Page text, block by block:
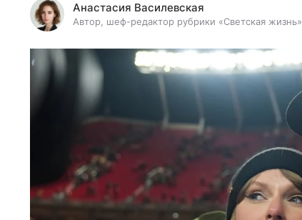
Анастасия Василевская
Автор, шеф-редактор рубрики «Светская жизнь»